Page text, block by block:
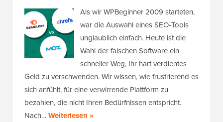
Als wir WPBeginner 2009 starteten,
war die Auswahl eines SEO-Tools
unglaublich einfach. Heute ist die
Wahl der falschen Software ein
schneller Weg, Ihr hart verdientes
Geld zu verschwenden. Wir wissen, wie frustrierend es
sich anfühlt, für eine verwirrende Plattform zu
bezahlen, die nicht Ihren Bedürfnissen entspricht.
Nach…Weiterlesen »